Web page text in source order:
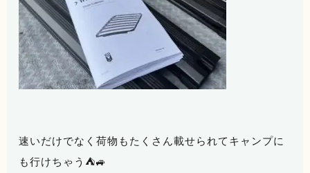
速いだけでなく荷物もたくさん載せられてキャンプに
も行けちゃう⛺🚙